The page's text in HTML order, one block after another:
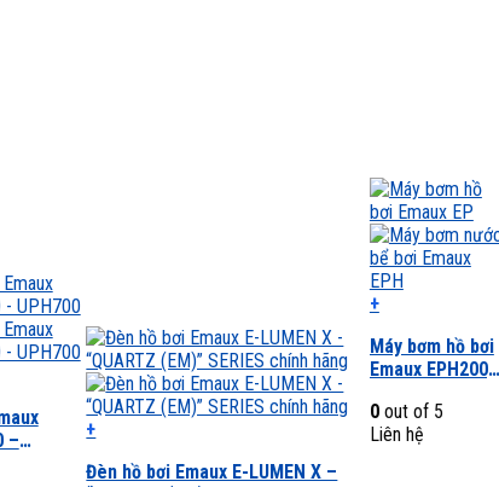
–
+
phẩm
Đèn hồ bơi Emaux E-LUMEN X –
+
phẩm
này
nhiều
biến
Máy bơm hồ bơi
Emaux EPH200,
0out of 5
Liên hệ